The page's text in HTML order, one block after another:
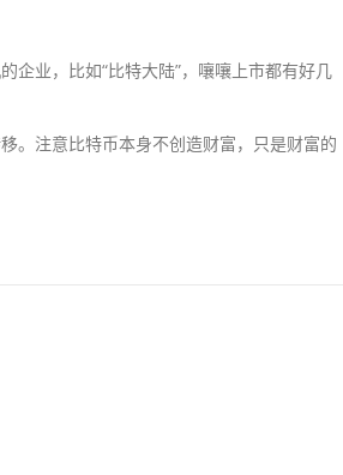
企业，比如“比特大陆”，嚷嚷上市都有好几
。注意比特币本身不创造财富，只是财富的